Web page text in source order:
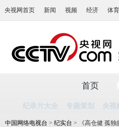
央视网首页 新闻 视频 经济 体育
首页
纪录片大全 专题策划 央视
中国网络电视台 > 纪实台 > 《高仓健 孤独